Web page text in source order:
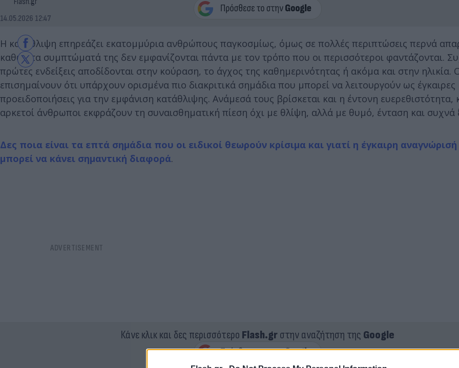
14.05.2026 12:47
Η κατάθλιψη επηρεάζει εκατομμύρια ανθρώπους παγκοσμίως, όμως σε πολλές περιπτώσεις περνά
καθώς τα συμπτώματά της δεν εμφανίζονται πάντα με τον τρόπο που οι περισσότεροι φαντάζονται.
πρώτες ενδείξεις αποδίδονται στην κούραση, το άγχος της καθημερινότητας ή ακόμα και στην ηλικία.
επισημαίνουν ότι υπάρχουν ορισμένα πιο διακριτικά σημάδια που μπορεί να λειτουργούν ως έγκαιρες
προειδοποιήσεις για την εμφάνιση κατάθλιψης. Ανάμεσά τους βρίσκεται και η έντονη ευερεθιστότητα,
αρκετοί άνθρωποι εκφράζουν τη συναισθηματική πίεση όχι με θλίψη, αλλά με θυμό, ένταση και
Δες ποια είναι τα επτά σημάδια που οι ειδικοί θεωρούν κρίσιμα και γιατί η έγκαιρη
μπορεί να κάνει σημαντική διαφορά.
Κάνε κλικ και δες περισσότερο Flash.grστην αναζήτηση της Google